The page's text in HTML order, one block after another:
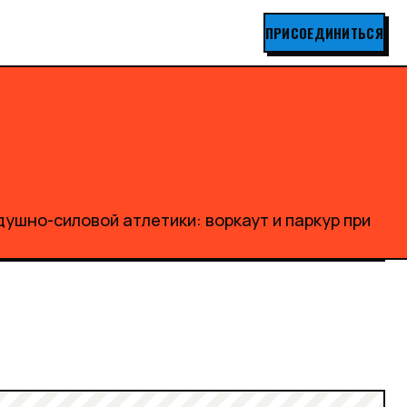
ПРИСОЕДИНИТЬСЯ
силовой атлетики: воркаут и паркур при